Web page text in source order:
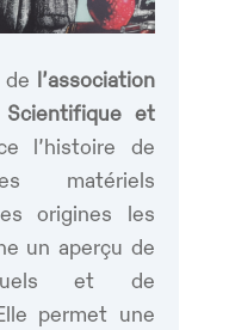
l’association
Scientifique et
l’histoire de
matériels
origines les
un aperçu de
et de
permet une